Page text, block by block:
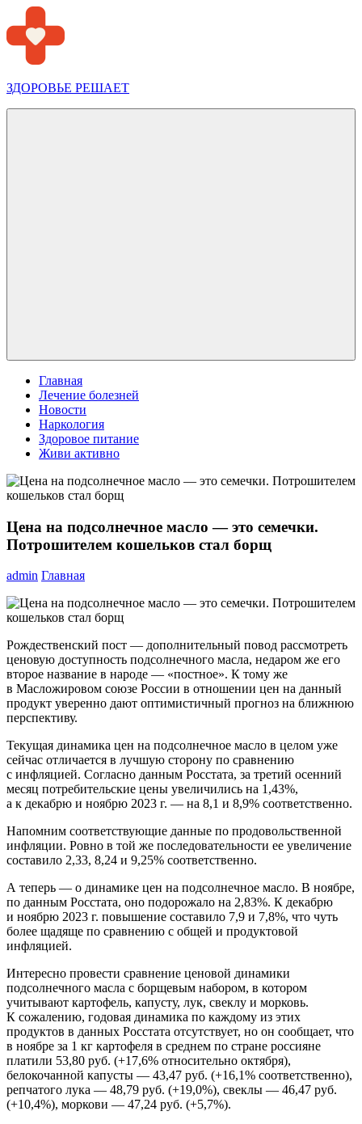
Перейти
к
содержимому
ЗДОРОВЬЕ РЕШАЕТ
Главная
Лечение болезней
Новости
Наркология
Здоровое питание
Живи активно
Цена на подсолнечное масло — это семечки.
Потрошителем кошельков стал борщ
admin Главная
Рождественский пост — дополнительный повод рассмотреть
ценовую доступность подсолнечного масла, недаром же его
второе название в народе — «постное». К тому же
в Масложировом союзе России в отношении цен на данный
продукт уверенно дают оптимистичный прогноз на ближнюю
перспективу.
Текущая динамика цен на подсолнечное масло в целом уже
сейчас отличается в лучшую сторону по сравнению
с инфляцией. Согласно данным Росстата, за третий осенний
месяц потребительские цены увеличились на 1,43%,
а к декабрю и ноябрю 2023 г. — на 8,1 и 8,9% соответственно.
Напомним соответствующие данные по продовольственной
инфляции. Ровно в той же последовательности ее увеличение
составило 2,33, 8,24 и 9,25% соответственно.
А теперь — о динамике цен на подсолнечное масло. В ноябре,
по данным Росстата, оно подорожало на 2,83%. К декабрю
и ноябрю 2023 г. повышение составило 7,9 и 7,8%, что чуть
более щадяще по сравнению с общей и продуктовой
инфляцией.
Интересно провести сравнение ценовой динамики
подсолнечного масла с борщевым набором, в котором
учитывают картофель, капусту, лук, свеклу и морковь.
К сожалению, годовая динамика по каждому из этих
продуктов в данных Росстата отсутствует, но он сообщает, что
в ноябре за 1 кг картофеля в среднем по стране россияне
платили 53,80 руб. (+17,6% относительно октября),
белокочанной капусты — 43,47 руб. (+16,1% соответственно),
репчатого лука — 48,79 руб. (+19,0%), свеклы — 46,47 руб.
(+10,4%), моркови — 47,24 руб. (+5,7%).